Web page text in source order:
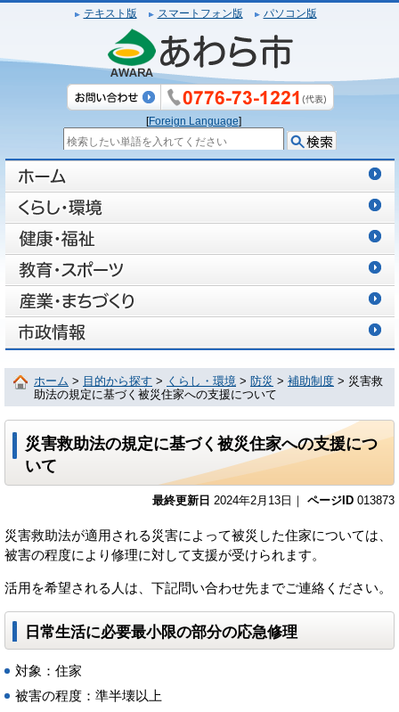
テキスト版 スマートフォン版 パソコン版
[Foreign Language]
ホーム > 目的から探す > くらし・環境 > 防災 > 補助制度 > 災害救
助法の規定に基づく被災住家への支援について
災害救助法の規定に基づく被災住家への支援につ
いて
最終更新日 2024年2月13日｜ ページID 013873
災害救助法が適用される災害によって被災した住家については、
被害の程度により修理に対して支援が受けられます。
活用を希望される人は、下記問い合わせ先までご連絡ください。
日常生活に必要最小限の部分の応急修理
対象：住家
被害の程度：準半壊以上